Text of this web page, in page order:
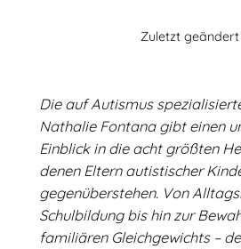
Zuletzt
Die auf Autismus
Nathalie Fontana gibt einen
Einblick in die acht größten
denen Eltern autistischer
gegenüberstehen. Von
Schulbildung bis hin zur
familiären Gleichgewichts –